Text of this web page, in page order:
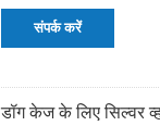
संपर्क करें
डॉग केज के लिए सिल्वर